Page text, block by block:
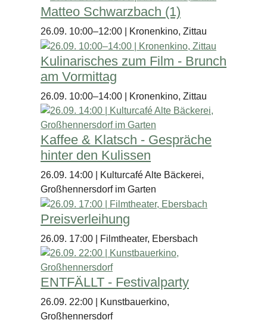
Matteo Schwarzbach (1)
26.09. 10:00–12:00 | Kronenkino, Zittau
Kulinarisches zum Film - Brunch
am Vormittag
26.09. 10:00–14:00 | Kronenkino, Zittau
Kaffee & Klatsch - Gespräche
hinter den Kulissen
26.09. 14:00 | Kulturcafé Alte Bäckerei,
Großhennersdorf im Garten
Preisverleihung
26.09. 17:00 | Filmtheater, Ebersbach
ENTFÄLLT - Festivalparty
26.09. 22:00 | Kunstbauerkino,
Großhennersdorf